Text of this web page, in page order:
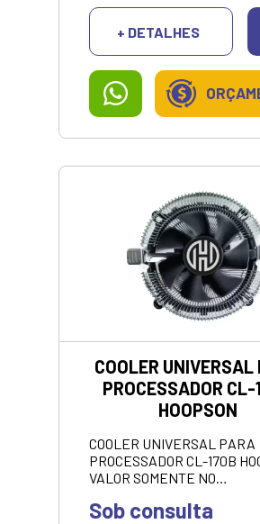
+ DETALHES
COOLER UNIVERSAL
PROCESSADOR CL-
HOOPSON
COOLER UNIVERSAL PARA
PROCESSADOR CL-170B
VALOR SOMENTE NO
Sob consulta